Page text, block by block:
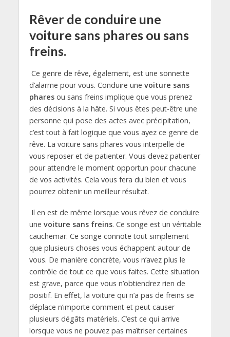
Rêver de conduire une
voiture sans phares ou sans
freins.
Ce genre de rêve, également, est une sonnette
d’alarme pour vous. Conduire une voiture sans
phares ou sans freins implique que vous prenez
des décisions à la hâte. Si vous êtes peut-être une
personne qui pose des actes avec précipitation,
c’est tout à fait logique que vous ayez ce genre de
rêve. La voiture sans phares vous interpelle de
vous reposer et de patienter. Vous devez patienter
pour attendre le moment opportun pour chacune
de vos activités. Cela vous fera du bien et vous
pourrez obtenir un meilleur résultat.
Il en est de même lorsque vous rêvez de conduire
une voiture sans freins. Ce songe est un véritable
cauchemar. Ce songe connote tout simplement
que plusieurs choses vous échappent autour de
vous. De manière concrète, vous n’avez plus le
contrôle de tout ce que vous faites. Cette situation
est grave, parce que vous n’obtiendrez rien de
positif. En effet, la voiture qui n’a pas de freins se
déplace n’importe comment et peut causer
plusieurs dégâts matériels. C’est ce qui arrive
lorsque vous ne pouvez pas maîtriser certaines